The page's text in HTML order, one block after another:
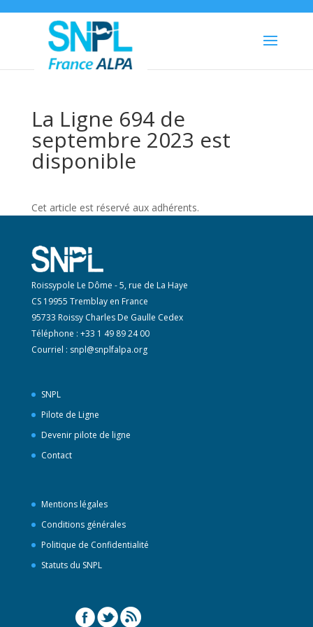
La Ligne 694 de
septembre 2023 est
disponible
Cet article est réservé aux adhérents.
Roissypole Le Dôme - 5, rue de La Haye
CS 19955 Tremblay en France
95733 Roissy Charles De Gaulle Cedex
Téléphone : +33 1 49 89 24 00
Courriel : snpl@snplfalpa.org
SNPL
Pilote de Ligne
Devenir pilote de ligne
Contact
Mentions légales
Conditions générales
Politique de Confidentialité
Statuts du SNPL